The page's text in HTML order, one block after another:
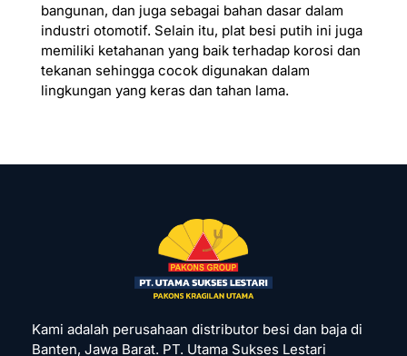
bangunan, dan juga sebagai bahan dasar dalam
industri otomotif. Selain itu, plat besi putih ini juga
memiliki ketahanan yang baik terhadap korosi dan
tekanan sehingga cocok digunakan dalam
lingkungan yang keras dan tahan lama.
Kami adalah perusahaan distributor besi dan baja di
Banten, Jawa Barat. PT. Utama Sukses Lestari